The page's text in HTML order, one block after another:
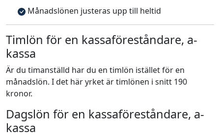
Månadslönen justeras upp till heltid
Timlön för en kassaföreståndare, a-
kassa
Är du timanställd har du en timlön istället för en
månadslön. I det här yrket är timlönen i snitt 190
kronor.
Dagslön för en kassaföreståndare, a-
kassa